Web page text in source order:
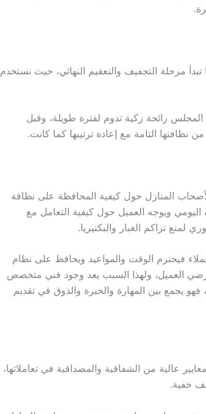
مرحلة التجفيف والتعقيم النهائي، حيث نستخدم
رائحة زكية تدوم لفترة طويلة، وقبل
نظافتها التامة مع إعادة ترتيبها كما كانت.
المنازل حول كيفية المحافظة على نظافة
ويوجه العميل حول كيفية التعامل مع
لمنع تراكم الغبار والبكتيريا.
فيحترم الوقت والمواعيد ويحافظ على نظام
ترضي العميل، ولهذا السبب يعد وجود فني متخصص
يجمع بين المهارة والخبرة والذوق في تقديم
عالية من الشفافية والمصداقية في تعاملاتها،
خفية.